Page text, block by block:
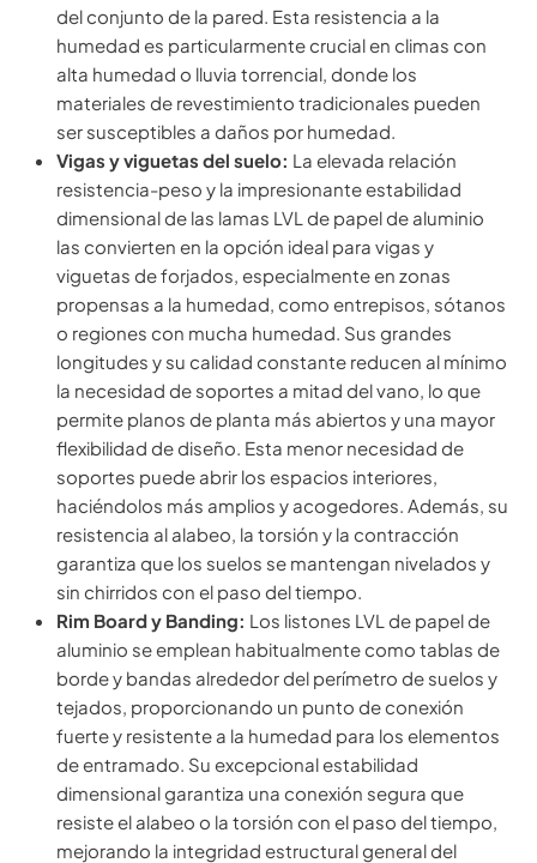
del conjunto de la pared. Esta resistencia a la
humedad es particularmente crucial en climas con
alta humedad o lluvia torrencial, donde los
materiales de revestimiento tradicionales pueden
ser susceptibles a daños por humedad.
Vigas y viguetas del suelo: La elevada relación
resistencia-peso y la impresionante estabilidad
dimensional de las lamas LVL de papel de aluminio
las convierten en la opción ideal para vigas y
viguetas de forjados, especialmente en zonas
propensas a la humedad, como entrepisos, sótanos
o regiones con mucha humedad. Sus grandes
longitudes y su calidad constante reducen al mínimo
la necesidad de soportes a mitad del vano, lo que
permite planos de planta más abiertos y una mayor
flexibilidad de diseño. Esta menor necesidad de
soportes puede abrir los espacios interiores,
haciéndolos más amplios y acogedores. Además, su
resistencia al alabeo, la torsión y la contracción
garantiza que los suelos se mantengan nivelados y
sin chirridos con el paso del tiempo.
Rim Board y Banding: Los listones LVL de papel de
aluminio se emplean habitualmente como tablas de
borde y bandas alrededor del perímetro de suelos y
tejados, proporcionando un punto de conexión
fuerte y resistente a la humedad para los elementos
de entramado. Su excepcional estabilidad
dimensional garantiza una conexión segura que
resiste el alabeo o la torsión con el paso del tiempo,
mejorando la integridad estructural general del